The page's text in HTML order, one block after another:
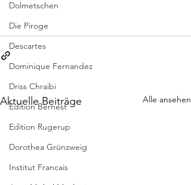
Dolmetschen
Die Piroge
Descartes
Dominique Fernandez
Driss Chraibi
Edition Bernest
Edition Rugerup
Dorothea Grünzweig
Institut Francais
Aktuelle Beiträge Alle ansehen